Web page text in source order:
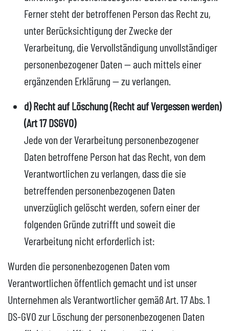
Ferner steht der betroffenen Person das Recht zu,
unter Berücksichtigung der Zwecke der
Verarbeitung, die Vervollständigung unvollständiger
personenbezogener Daten — auch mittels einer
ergänzenden Erklärung — zu verlangen.
d) Recht auf Löschung (Recht auf Vergessen werden)
(Art 17 DSGVO)
Jede von der Verarbeitung personenbezogener
Daten betroffene Person hat das Recht, von dem
Verantwortlichen zu verlangen, dass die sie
betreffenden personenbezogenen Daten
unverzüglich gelöscht werden, sofern einer der
folgenden Gründe zutrifft und soweit die
Verarbeitung nicht erforderlich ist:
Wurden die personenbezogenen Daten vom
Verantwortlichen öffentlich gemacht und ist unser
Unternehmen als Verantwortlicher gemäß Art. 17 Abs. 1
DS-GVO zur Löschung der personenbezogenen Daten